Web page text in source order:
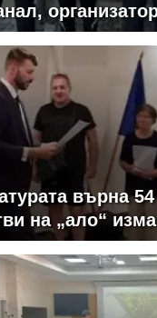
у нас
върна
на „ало“